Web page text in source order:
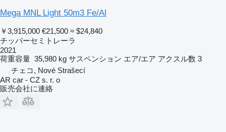
Mega MNL Light 50m3 Fe/Al
￥3,915,000 €21,500 ≈ $24,840
チッパーセミトレーラ
2021
荷重容量 35,980 kg サスペンション エア/エア アクスル数 3
チェコ, Nové Strašecí
AR car - CZ s. r. o
販売会社に連絡